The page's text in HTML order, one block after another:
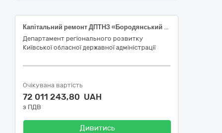
Капітальний ремонт ДПТНЗ «Бородянський професійний аграрний ліцей» (навчальний корпус, гуртожиток) по площі Київська, 3 в смт Бородянка Бучанського району Київської області
Департамент регіонального розвитку
Київської обласної державної адміністрації
Очікувана вартість
72 011 243,80 UAH
з ПДВ
Дивитись